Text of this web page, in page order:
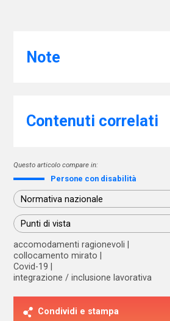
Note
Contenuti correlati
Questo articolo compare in:
Persone con disabilità
Normativa nazionale
Punti di vista
accomodamenti ragionevoli
collocamento mirato
Covid-19
integrazione / inclusione lavorativa
Condividi e stampa